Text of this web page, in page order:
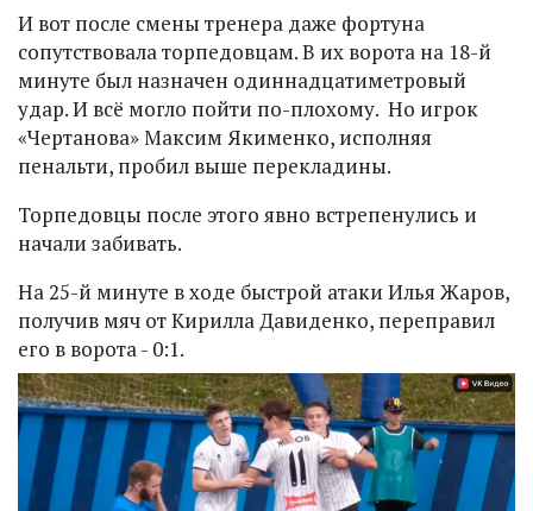
И вот после смены тренера даже фортуна
сопутствовала торпедовцам. В их ворота на 18-й
минуте был назначен одиннадцатиметровый
удар. И всё могло пойти по-плохому. Но игрок
«Чертанова» Максим Якименко, исполняя
пенальти, пробил выше перекладины.
Торпедовцы после этого явно встрепенулись и
начали забивать.
На 25-й минуте в ходе быстрой атаки Илья Жаров,
получив мяч от Кирилла Давиденко, переправил
его в ворота - 0:1.